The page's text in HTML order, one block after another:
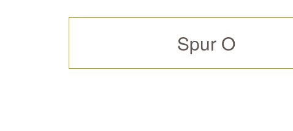
Spur O